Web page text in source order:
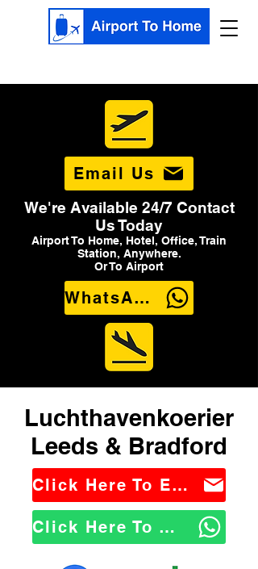
Email Us
We're Available 24/7 Contact
Us Today
Airport To Home, Hotel, Office, Train
Station, Anywhere.
Or To Airport
WhatsApp Us
Luchthavenkoerier
Leeds & Bradford
Click Here To Email Us
Click Here To WhatsApp Us